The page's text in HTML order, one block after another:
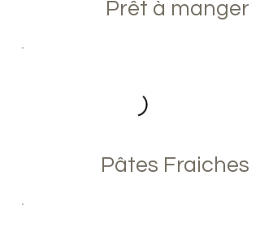
Prêt à manger
Pâtes Fraiches